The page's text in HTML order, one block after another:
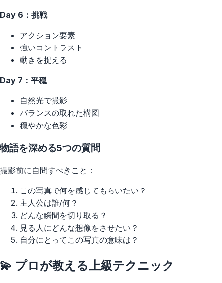
Day 6：挑戦
アクション要素
強いコントラスト
動きを捉える
Day 7：平穏
自然光で撮影
バランスの取れた構図
穏やかな色彩
物語を深める5つの質問
撮影前に自問すべきこと：
この写真で何を感じてもらいたい？
主人公は誰/何？
どんな瞬間を切り取る？
見る人にどんな想像をさせたい？
自分にとってこの写真の意味は？
💫 プロが教える上級テクニック